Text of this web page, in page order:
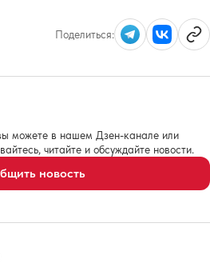
Поделиться:
можете в нашем Дзен-канале или
читайте и обсуждайте новости.
новость